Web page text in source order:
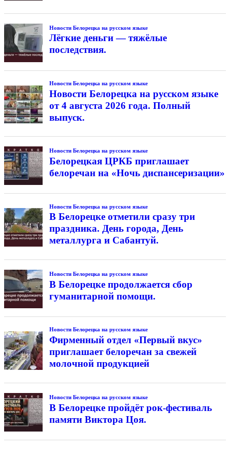
Новости Белорецка на русском языке
Лёгкие деньги — тяжёлые
последствия.
Новости Белорецка на русском языке
Новости Белорецка на русском языке
от 4 августа 2026 года. Полный
выпуск.
Новости Белорецка на русском языке
Белорецкая ЦРКБ приглашает
белоречан на «Ночь диспансеризации»
Новости Белорецка на русском языке
В Белорецке отметили сразу три
праздника. День города, День
металлурга и Сабантуй.
Новости Белорецка на русском языке
В Белорецке продолжается сбор
гуманитарной помощи.
Новости Белорецка на русском языке
Фирменный отдел «Первый вкус»
приглашает белоречан за свежей
молочной продукцией
Новости Белорецка на русском языке
В Белорецке пройдёт рок-фестиваль
памяти Виктора Цоя.